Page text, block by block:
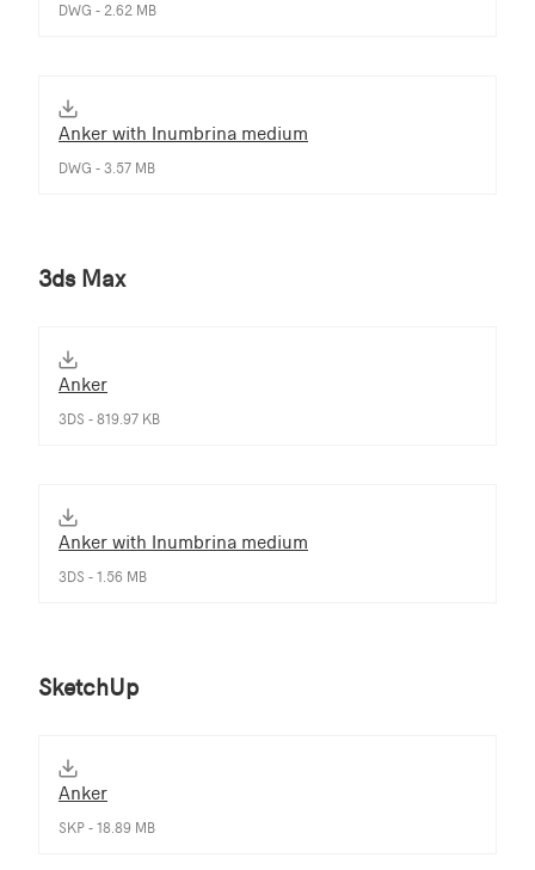
DWG - 2.62 MB
Anker with Inumbrina medium
DWG - 3.57 MB
3ds Max
Anker
3DS - 819.97 KB
Anker with Inumbrina medium
3DS - 1.56 MB
SketchUp
Anker
SKP - 18.89 MB